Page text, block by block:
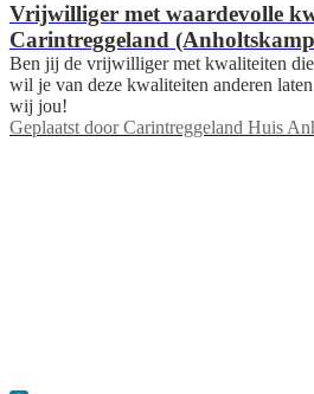
Vrijwilliger met waardevolle
Carintreggeland
Ben jij de vrijwilliger met kwaliteiten
wil je van deze kwaliteiten anderen
wij jou!
Geplaatst door Carintreggeland Huis